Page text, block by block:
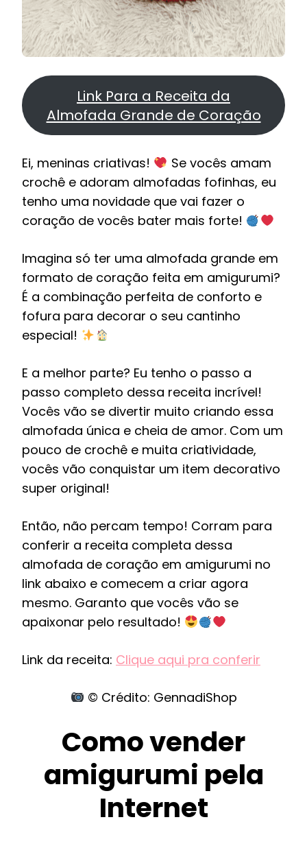
Link Para a Receita da
Almofada Grande de Coração
Ei, meninas criativas!
Se vocês amam
crochê e adoram almofadas fofinhas, eu
tenho uma novidade que vai fazer o
coração de vocês bater mais forte!
Imagina só ter uma almofada grande em
formato de coração feita em amigurumi?
É a combinação perfeita de conforto e
fofura para decorar o seu cantinho
especial!
E a melhor parte? Eu tenho o passo a
passo completo dessa receita incrível!
Vocês vão se divertir muito criando essa
almofada única e cheia de amor. Com um
pouco de crochê e muita criatividade,
vocês vão conquistar um item decorativo
super original!
Então, não percam tempo! Corram para
conferir a receita completa dessa
almofada de coração em amigurumi no
link abaixo e comecem a criar agora
mesmo. Garanto que vocês vão se
apaixonar pelo resultado!
Link da receita: Clique aqui pra conferir
© Crédito: GennadiShop
Como vender
amigurumi pela
Internet